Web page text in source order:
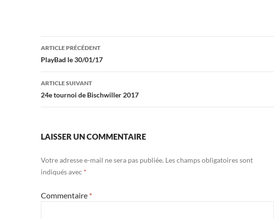
Navigation
des
articles
ARTICLE PRÉCÉDENT
PlayBad le 30/01/17
ARTICLE SUIVANT
24e tournoi de Bischwiller 2017
LAISSER UN COMMENTAIRE
Votre adresse e-mail ne sera pas publiée. Les champs obligatoires sont
indiqués avec *
Commentaire *